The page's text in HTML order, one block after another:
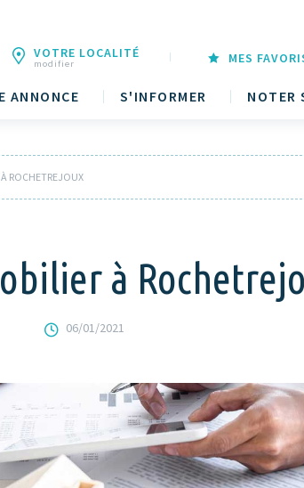
ANNONCE S'INFORMER NOTER
VOTRE LOCALITÉ
modifier MES
À ROCHETREJOUX
à
06/01/2021